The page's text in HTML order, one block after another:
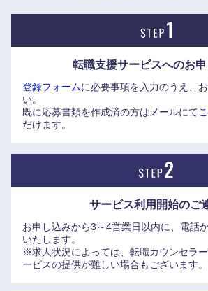
ーズに対応する先端ソリューションを生
直近では土壌・地下水のPFAS汚染を低減
「いきものアイ」、さらには生成AIを活
術など、環境保全や建設DXの領域で画期
ている。
でなく、妥協なく理想の建築に向き合い
ナルにとって、極めて恵まれた環境と言
手応えを存分に実感できる企業である。
【竹中工務店が手掛けた主な建造物】
●ランドマーク・タワー：東京タワー（
転職支援サービスへのお
登録フォームに必要事項を入力のうえ、
い。
既に応募書類を作成済の方はメールにて
だけます。
サービス利用開始のご
お申し込みから3～4営業日以内に、電話
いたします。
※求人状況によっては、転職カウンセラ
ービスの提供が難しい場合もございます。